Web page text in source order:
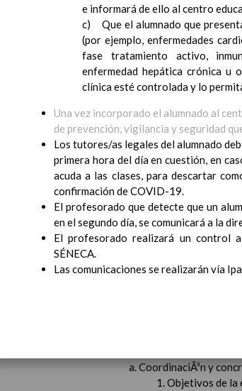
Objetivos propios para la mejora
LÃ­neas generales de actuaciÃ³n
CoordinaciÃ³n y concreciÃ³n de
Ã¡reas de la educaciÃ³n en
EducaciÃ³n Infantil
Objetivos generales
InterrelaciÃ³n de
curriculares.
Competencias
ProgramaciÃ³n y
noviembre 2019
EvaluaciÃ³n
InterrelaciÃ³n
AtenciÃ³n a la
Proyecto curricular
Ãrea III:
CoordinaciÃ³n y
Objetivos de la
e informará de ello al centro
c) Que el alumnado que
(por ejemplo, enfermedades
fase tratamiento activo,
enfermedad hepática crónica u
clínica esté controlada y lo
Una vez incorporado el alumnado al
de prevención, vigilancia y seguridad
Los tutores/as legales del alumnado
primera hora del día en cuestión, en
acuda a las clases, para descartar
confirmación de COVID-19.
El profesorado que detecte que un
en el segundo día, se comunicará a la
El profesorado realizará un control
SÉNECA.
Las comunicaciones se realizarán vía